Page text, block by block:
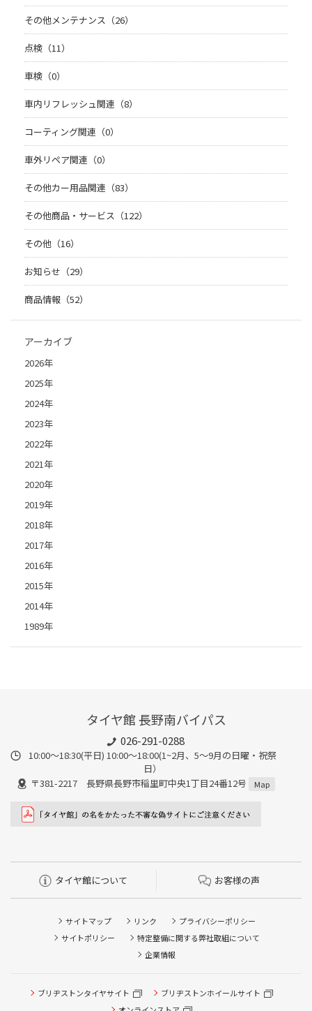
その他メンテナンス（26）
点検（11）
車検（0）
車内リフレッシュ関連（8）
コーティング関連（0）
車外リペア関連（0）
その他カー用品関連（83）
その他商品・サービス（122）
その他（16）
お知らせ（29）
商品情報（52）
アーカイブ
2026年
2025年
2024年
2023年
2022年
2021年
2020年
2019年
2018年
2017年
2016年
2015年
2014年
1989年
タイヤ館 長野南バイパス
026-291-0288
10:00～18:30(平日) 10:00～18:00(1~2月、5～9月の日曜・祝祭
日）
〒381-2217 長野県長野市稲里町中央1丁目24番12号
Map
タイヤ館について お客様の声
サイトマップ リンク
プライバシーポリシー
サイトポリシー
特定整備に関する弊社取組について
企業情報
ブリヂストンタイヤサイト
ブリヂストンホイールサイト